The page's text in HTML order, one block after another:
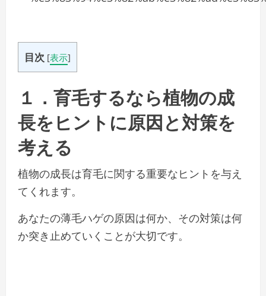
目次 [表示]
１．育毛するなら植物の成
長をヒントに原因と対策を
考える
植物の成長は育毛に関する重要なヒントを与え
てくれます。
あなたの薄毛ハゲの原因は何か、その対策は何
か突き止めていくことが大切です。